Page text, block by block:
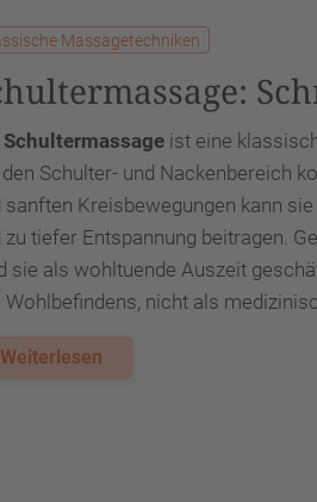
Massagetechniken
Schultermassage ist eine
Schulter- und Nackenbereich
sanften Kreisbewegungen kann
zu tiefer Entspannung beitragen.
sie als wohltuende Auszeit
Wohlbefindens, nicht als
Weiterlesen